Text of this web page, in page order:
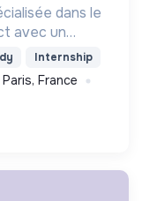
dans le
avec un
(Revenue
Internship
Paris, France